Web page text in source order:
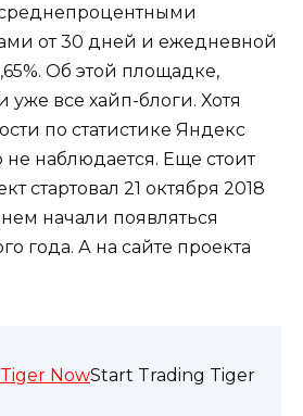
от 30 дней и ежедневной
Об этой площадке,
уже все хайп-блоги. Хотя
по статистике Яндекс
не наблюдается. Еще стоит
стартовал 21 октября 2018
начали появляться
года. А на сайте проекта
Start Trading Tiger